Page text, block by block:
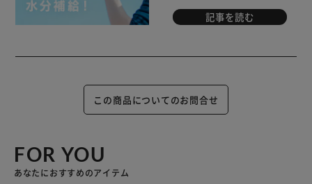
記事を読む
この商品についてのお問合せ
FOR YOU
あなたにおすすめのアイテム